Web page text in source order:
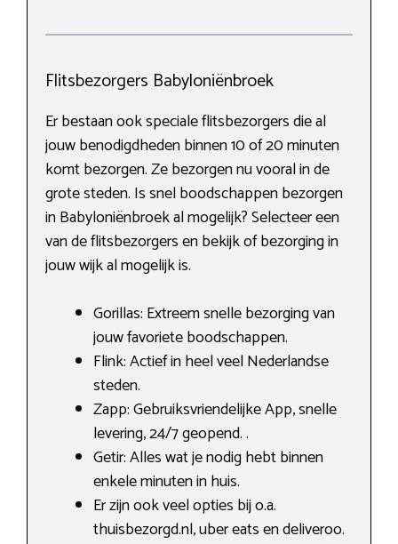
Flitsbezorgers Babyloniënbroek
Er bestaan ook speciale flitsbezorgers die al
jouw benodigdheden binnen 10 of 20 minuten
komt bezorgen. Ze bezorgen nu vooral in de
grote steden. Is snel boodschappen bezorgen
in Babyloniënbroek al mogelijk? Selecteer een
van de flitsbezorgers en bekijk of bezorging in
jouw wijk al mogelijk is.
Gorillas: Extreem snelle bezorging van
jouw favoriete boodschappen.
Flink: Actief in heel veel Nederlandse
steden.
Zapp: Gebruiksvriendelijke App, snelle
levering, 24/7 geopend. .
Getir: Alles wat je nodig hebt binnen
enkele minuten in huis.
Er zijn ook veel opties bij o.a.
thuisbezorgd.nl, uber eats en deliveroo.